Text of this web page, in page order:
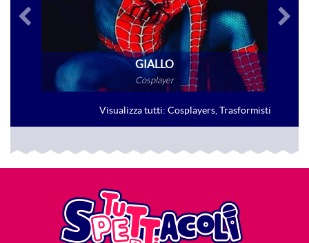
GIALLO
Cosplayer
VAI ALLA SCHEDA
Visualizza tutti: Cosplayers, Trasformisti